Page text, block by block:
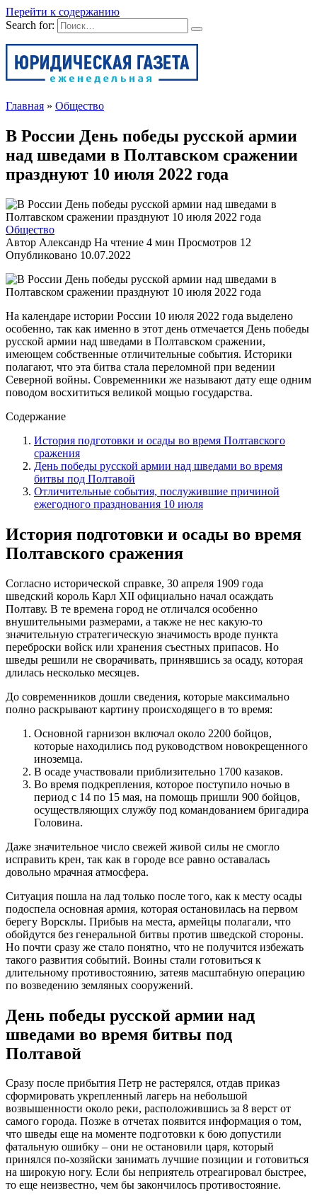
Перейти к содержанию
Search for:
Главная » Общество
В России День победы русской армии
над шведами в Полтавском сражении
празднуют 10 июля 2022 года
Общество
Автор Александр На чтение 4 мин Просмотров 12
Опубликовано 10.07.2022
На календаре истории России 10 июля 2022 года выделено
особенно, так как именно в этот день отмечается День победы
русской армии над шведами в Полтавском сражении,
имеющем собственные отличительные события. Историки
полагают, что эта битва стала переломной при ведении
Северной войны. Современники же называют дату еще одним
поводом восхититься великой мощью государства.
Содержание
История подготовки и осады во время Полтавского
сражения
День победы русской армии над шведами во время
битвы под Полтавой
Отличительные события, послужившие причиной
ежегодного празднования 10 июля
История подготовки и осады во время
Полтавского сражения
Согласно исторической справке, 30 апреля 1909 года
шведский король Карл XII официально начал осаждать
Полтаву. В те времена город не отличался особенно
внушительными размерами, а также не нес какую-то
значительную стратегическую значимость вроде пункта
переброски войск или хранения съестных припасов. Но
шведы решили не сворачивать, принявшись за осаду, которая
длилась несколько месяцев.
До современников дошли сведения, которые максимально
полно раскрывают картину происходящего в то время:
Основной гарнизон включал около 2200 бойцов,
которые находились под руководством новокрещенного
иноземца.
В осаде участвовали приблизительно 1700 казаков.
Во время подкрепления, которое поступило ночью в
период с 14 по 15 мая, на помощь пришли 900 бойцов,
осуществляющих службу под командованием бригадира
Головина.
Даже значительное число свежей живой силы не смогло
исправить крен, так как в городе все равно оставалась
довольно мрачная атмосфера.
Ситуация пошла на лад только после того, как к месту осады
подоспела основная армия, которая остановилась на первом
берегу Ворсклы. Прибыв на места, армейцы полагали, что
обойдутся без генеральной битвы против шведской стороны.
Но почти сразу же стало понятно, что не получится избежать
такого развития событий. Воины стали готовиться к
длительному противостоянию, затеяв масштабную операцию
по возведению земляных сооружений.
День победы русской армии над
шведами во время битвы под
Полтавой
Сразу после прибытия Петр не растерялся, отдав приказ
сформировать укрепленный лагерь на небольшой
возвышенности около реки, расположившись за 8 верст от
самого города. Позже в отчетах появится информация о том,
что шведы еще на моменте подготовки к бою допустили
фатальную ошибку – они не остановили царя, который
принялся по-хозяйски занимать лучшие позиции и готовиться
на широкую ногу. Если бы неприятель отреагировал быстрее,
то еще неизвестно, чем бы закончилось противостояние.